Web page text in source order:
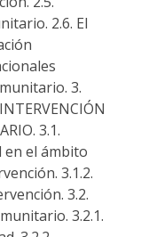
2.6. El
3.
3.1.
en el ámbito
3.1.2.
3.2.
3.2.1.